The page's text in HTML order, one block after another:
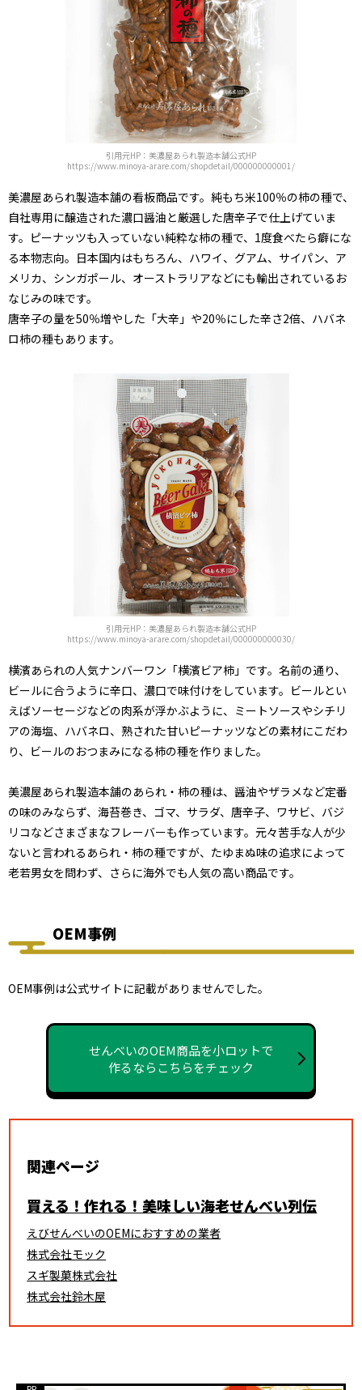
引用元HP：美濃屋あられ製造本舗公式HP
https://www.minoya-arare.com/shopdetail/000000000001/
美濃屋あられ製造本舗の看板商品です。純もち米100％の柿の種で、
自社専用に醸造された濃口醤油と厳選した唐辛子で仕上げていま
す。ピーナッツも入っていない純粋な柿の種で、1度食べたら癖にな
る本物志向。日本国内はもちろん、ハワイ、グアム、サイパン、ア
メリカ、シンガポール、オーストラリアなどにも輸出されているお
なじみの味です。
唐辛子の量を50％増やした「大辛」や20％にした辛さ2倍、ハバネ
ロ柿の種もあります。
引用元HP：美濃屋あられ製造本舗公式HP
https://www.minoya-arare.com/shopdetail/000000000030/
横濱あられの人気ナンバーワン「横濱ビア柿」です。名前の通り、
ビールに合うように辛口、濃口で味付けをしています。ビールとい
えばソーセージなどの肉系が浮かぶように、ミートソースやシチリ
アの海塩、ハバネロ、熟された甘いピーナッツなどの素材にこだわ
り、ビールのおつまみになる柿の種を作りました。
美濃屋あられ製造本舗のあられ・柿の種は、醤油やザラメなど定番
の味のみならず、海苔巻き、ゴマ、サラダ、唐辛子、ワサビ、バジ
リコなどさまざまなフレーバーも作っています。元々苦手な人が少
ないと言われるあられ・柿の種ですが、たゆまぬ味の追求によって
老若男女を問わず、さらに海外でも人気の高い商品です。
OEM事例
OEM事例は公式サイトに記載がありませんでした。
せんべいのOEM商品を小ロットで
作るならこちらをチェック
関連ページ
買える！作れる！美味しい海老せんべい列伝
えびせんべいのOEMにおすすめの業者
株式会社モック
スギ製菓株式会社
株式会社鈴木屋